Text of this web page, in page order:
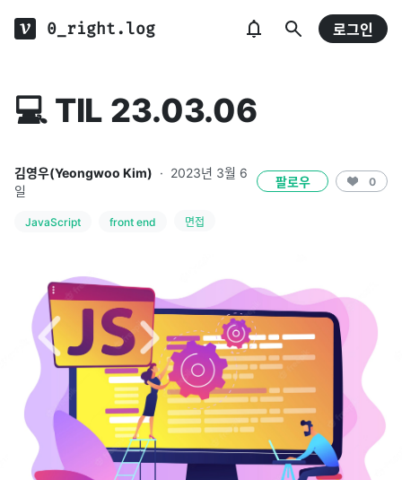
0_right.log 로그인
💻 TIL 23.03.06
김영우(Yeongwoo Kim) · 2023년 3월 6
일
팔로우 0
JavaScript front end 면접